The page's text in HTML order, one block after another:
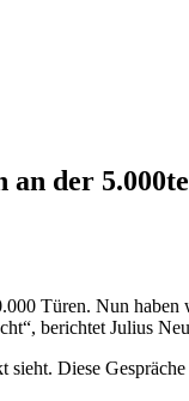
an der
Türen. Nun
berichtet Julius
sieht. Diese